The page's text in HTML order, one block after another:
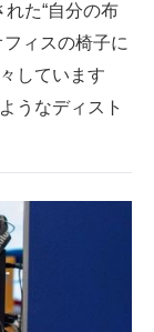
た“自分の布
ィスの椅子に
しています
うなディスト